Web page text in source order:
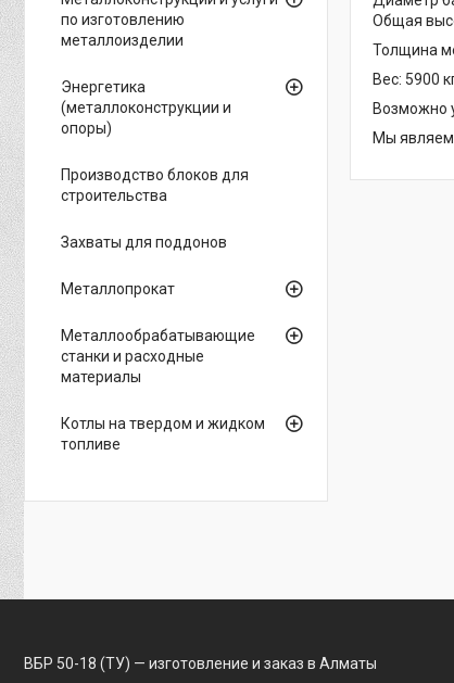
Общая
Толщина
Вес: 5900
Возможно
Мы
по изготовлению
металлоизделии
Энергетика
(металлоконструкции и
опоры)
Производство блоков для
строительства
Захваты для поддонов
Металлопрокат
Металлообрабатывающие
станки и расходные
материалы
Котлы на твердом и жидком
топливе
ВБР 50-18 (ТУ) — изготовление и заказ в Алматы